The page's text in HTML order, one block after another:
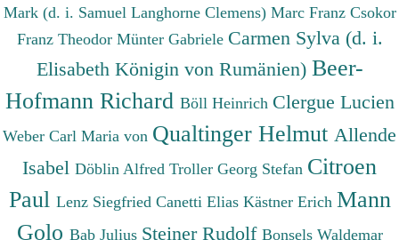
Mark (d. i. Samuel Langhorne Clemens) Marc Franz Csokor
Franz Theodor Münter Gabriele Carmen Sylva (d. i.
Elisabeth Königin von Rumänien) Beer-
Hofmann Richard Böll Heinrich Clergue Lucien
Weber Carl Maria von Qualtinger Helmut Allende
Isabel Döblin Alfred Troller Georg Stefan Citroen
Paul Lenz Siegfried Canetti Elias Kästner Erich Mann
Golo Bab Julius Steiner Rudolf Bonsels Waldemar